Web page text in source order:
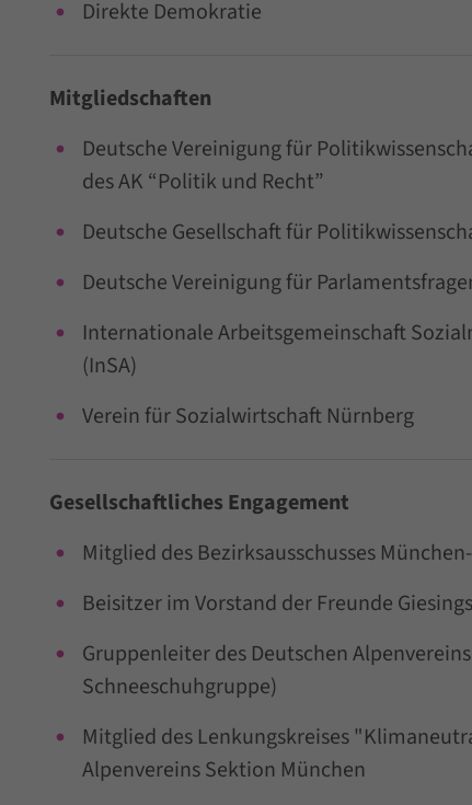
Direkte Demokratie
Mitgliedschaften
Deutsche Vereinigung für
des AK “Politik und Recht”
Deutsche Gesellschaft für
Deutsche Vereinigung für
Internationale Arbeitsgemeinschaft
(InSA)
Verein für Sozialwirtschaft Nürnberg
Gesellschaftliches Engagement
Mitglied des Bezirksausschusses
Beisitzer im Vorstand der Freunde
Gruppenleiter des Deutschen
Schneeschuhgruppe)
Mitglied des Lenkungskreises
Alpenvereins Sektion München